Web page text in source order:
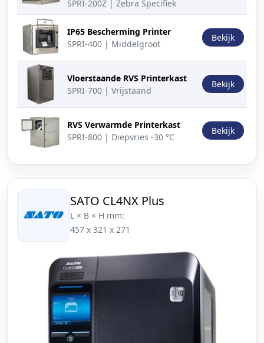
SPRI-200Z | Zebra Specifiek
IP65 Bescherming Printer
SPRI-400 | Middelgroot
Bekijk
Vloerstaande RVS Printerkast
SPRI-700 | Vrijstaand
Bekijk
RVS Verwarmde Printerkast
SPRI-800 | Diepvries -30 °C
Bekijk
SATO CL4NX Plus
L × B × H mm:
457 x 321 x 271